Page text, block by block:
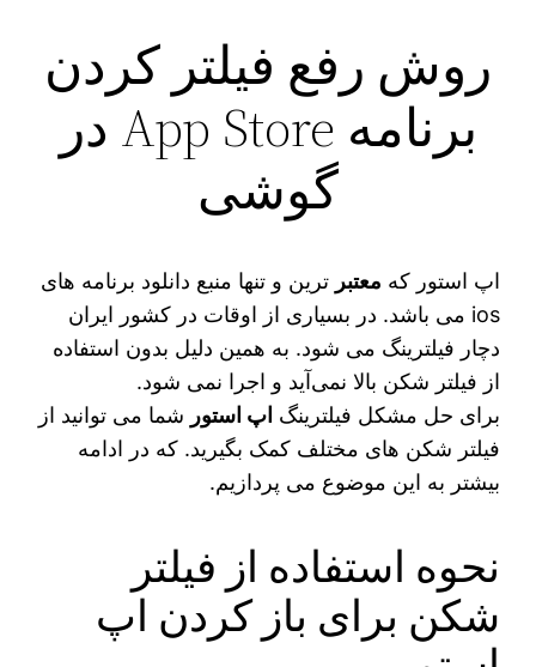
روش رفع فیلتر کردن
برنامه App Store در
گوشی
اپ استور که معتبر ترین و تنها منبع دانلود برنامه‌ های
ios می‌ باشد. در بسیاری از اوقات در کشور ایران
دچار فیلترینگ می‌ شود. به همین دلیل بدون استفاده
از فیلتر شکن بالا نمی‌آید و اجرا نمی‌ شود.
برای حل مشکل فیلترینگ اپ استور شما می‌ توانید از
فیلتر شکن‌ های مختلف کمک بگیرید. که در ادامه
بیشتر به این موضوع می پردازیم.
نحوه استفاده از فیلتر
شکن برای باز کردن اپ